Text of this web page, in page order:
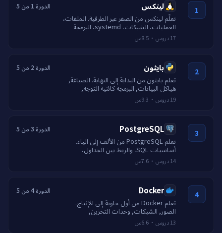
1 لينكس
تعلّم لينكس من الصفر عبر الطرفية. الملفات،
العمليات، الشبكات، systemd، البرمجة
النصية، وتشغيل الخدمات الفعلية.
17 دروس · 8.5س
الدورة 1 من 5
2 بايثون
تعلم بايثون من البداية إلى النهاية. الصياغة,
هياكل البيانات, البرمجة كائنية التوجه,
المولدات, البرمجة غير المتزامنة, الاختبار,
والتحزيم.
19 دروس · 9.3س
الدورة 2 من 5
3
PostgreSQL
تعلم PostgreSQL من الألف إلى الياء.
أساسيات SQL، والربط بين الجداول،
وEXPLAIN، وتصميم قواعد البيانات.
14 دروس · 7.6س
الدورة 3 من 5
4
Docker
تعلم Docker من أول حاوية إلى الإنتاج.
الصور, الشبكات, وحدات التخزين,
Compose, البناء متعدد المراحل, وسجلات
الحاويات الآمنة.
13 دروس · 6.6س
الدورة 4 من 5